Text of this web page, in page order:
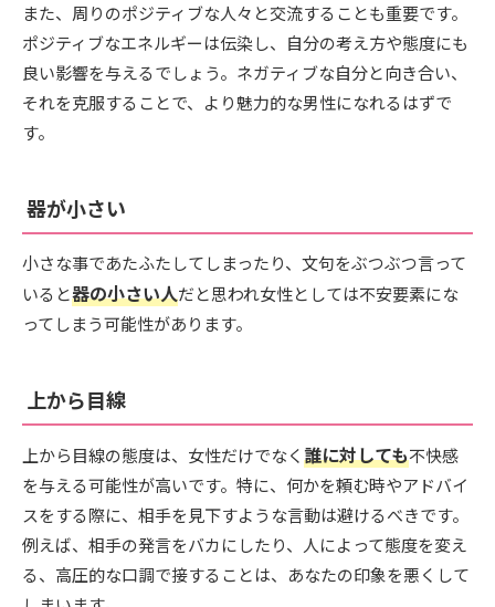
また、周りのポジティブな人々と交流することも重要です。
ポジティブなエネルギーは伝染し、自分の考え方や態度にも
良い影響を与えるでしょう。ネガティブな自分と向き合い、
それを克服することで、より魅力的な男性になれるはずで
す。
器が小さい
小さな事であたふたしてしまったり、文句をぶつぶつ言って
いると器の小さい人だと思われ女性としては不安要素にな
ってしまう可能性があります。
上から目線
上から目線の態度は、女性だけでなく誰に対しても不快感
を与える可能性が高いです。特に、何かを頼む時やアドバイ
スをする際に、相手を見下すような言動は避けるべきです。
例えば、相手の発言をバカにしたり、人によって態度を変え
る、高圧的な口調で接することは、あなたの印象を悪くして